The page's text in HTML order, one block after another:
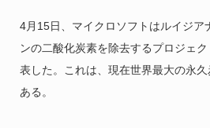
4月15日、マイクロソフトはルイジア
ンの二酸化炭素を除去するプロジェ
表した。これは、現在世界最大の永
ある。